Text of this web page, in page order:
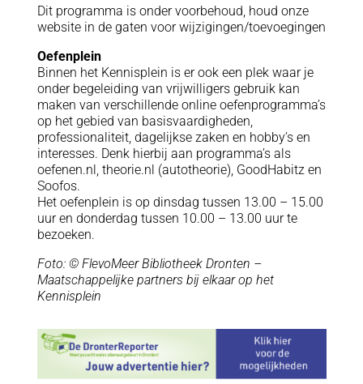
Dit programma is onder voorbehoud, houd onze
website in de gaten voor wijzigingen/toevoegingen
Oefenplein
Binnen het Kennisplein is er ook een plek waar je
onder begeleiding van vrijwilligers gebruik kan
maken van verschillende online oefenprogramma’s
op het gebied van basisvaardigheden,
professionaliteit, dagelijkse zaken en hobby’s en
interesses. Denk hierbij aan programma’s als
oefenen.nl, theorie.nl (autotheorie), GoodHabitz en
Soofos.
Het oefenplein is op dinsdag tussen 13.00 – 15.00
uur en donderdag tussen 10.00 – 13.00 uur te
bezoeken.
Foto: © FlevoMeer Bibliotheek Dronten –
Maatschappelijke partners bij elkaar op het
Kennisplein